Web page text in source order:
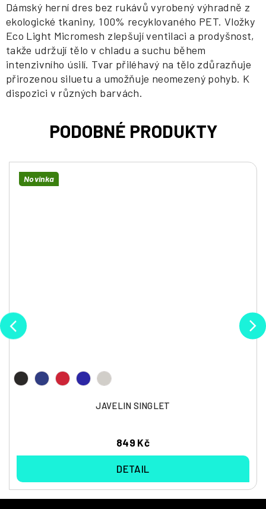
Dámský herní dres bez rukávů vyrobený výhradně z
ekologické tkaniny, 100% recyklovaného PET. Vložky
Eco Light Micromesh zlepšují ventilaci a prodyšnost,
takže udržují tělo v chladu a suchu během
intenzivního úsilí. Tvar přiléhavý na tělo zdůrazňuje
přirozenou siluetu a umožňuje neomezený pohyb. K
dispozici v různých barvách.
Novinka
JAVELIN SINGLET
849 Kč
DETAIL